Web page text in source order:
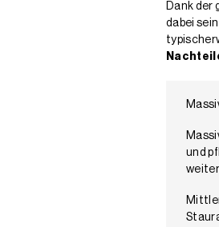
Dank der
dabei
und